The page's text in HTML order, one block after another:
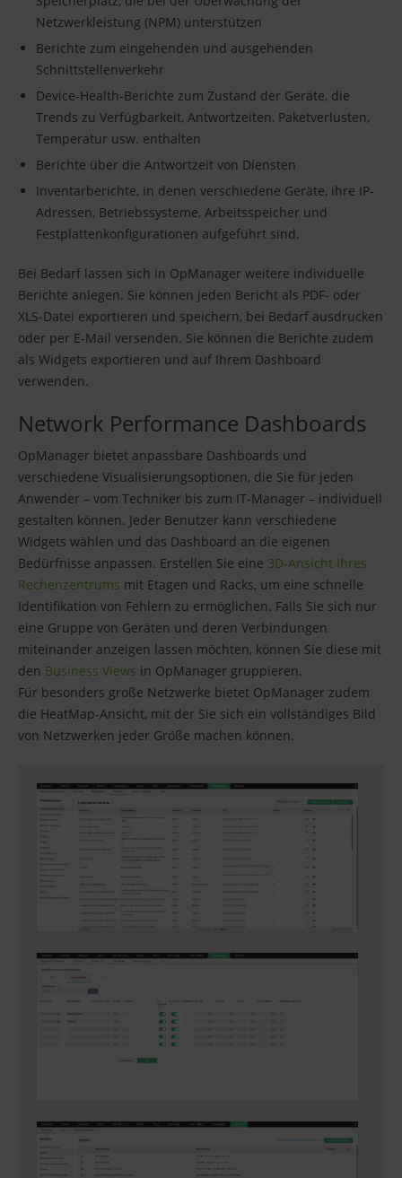
Netzwerkleistung (NPM) unterstützen
Berichte zum eingehenden und ausgehenden
Schnittstellenverkehr
Device-Health-Berichte zum Zustand der Geräte, die
Trends zu Verfügbarkeit, Antwortzeiten, Paketverlusten,
Temperatur usw. enthalten
Berichte über die Antwortzeit von Diensten
Inventarberichte, in denen verschiedene Geräte, ihre IP-
Adressen, Betriebssysteme, Arbeitsspeicher und
Festplattenkonfigurationen aufgeführt sind.
Bei Bedarf lassen sich in OpManager weitere individuelle
Berichte anlegen. Sie können jeden Bericht als PDF- oder
XLS-Datei exportieren und speichern, bei Bedarf ausdrucken
oder per E-Mail versenden. Sie können die Berichte zudem
als Widgets exportieren und auf Ihrem Dashboard
verwenden.
Network Performance Dashboards
OpManager bietet anpassbare Dashboards und
verschiedene Visualisierungsoptionen, die Sie für jeden
Anwender – vom Techniker bis zum IT-Manager – individuell
gestalten können. Jeder Benutzer kann verschiedene
Widgets wählen und das Dashboard an die eigenen
Bedürfnisse anpassen. Erstellen Sie eine 3D-Ansicht Ihres
Rechenzentrums mit Etagen und Racks, um eine schnelle
Identifikation von Fehlern zu ermöglichen. Falls Sie sich nur
eine Gruppe von Geräten und deren Verbindungen
miteinander anzeigen lassen möchten, können Sie diese mit
den Business Views in OpManager gruppieren.
Für besonders große Netzwerke bietet OpManager zudem
die HeatMap-Ansicht, mit der Sie sich ein vollständiges Bild
von Netzwerken jeder Größe machen können.